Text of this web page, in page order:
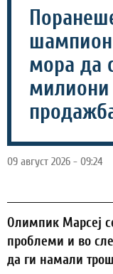
шампион
мора да
09 август 2026 - 09:24
Олимпик Марсеј
проблеми и во
да ги намали